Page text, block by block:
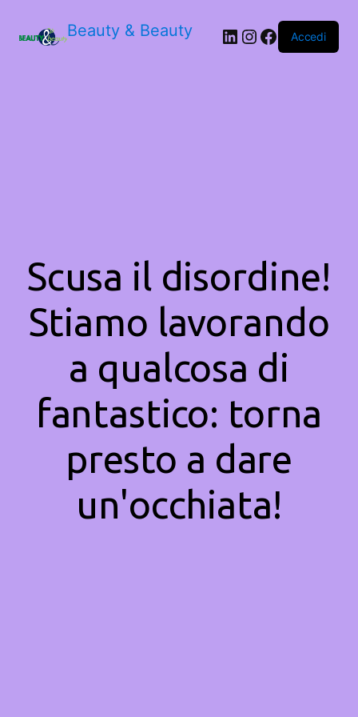
Beauty & Beauty LinkedIn
Instagram
Facebook
Accedi
Scusa il disordine!
Stiamo lavorando
a qualcosa di
fantastico: torna
presto a dare
un'occhiata!